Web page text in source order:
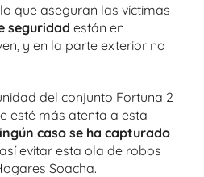
que aseguran las víctimas
seguridad están en
y en la parte exterior no
del conjunto Fortuna 2
esté más atenta a esta
caso se ha capturado
así evitar esta ola de robos
Soacha.